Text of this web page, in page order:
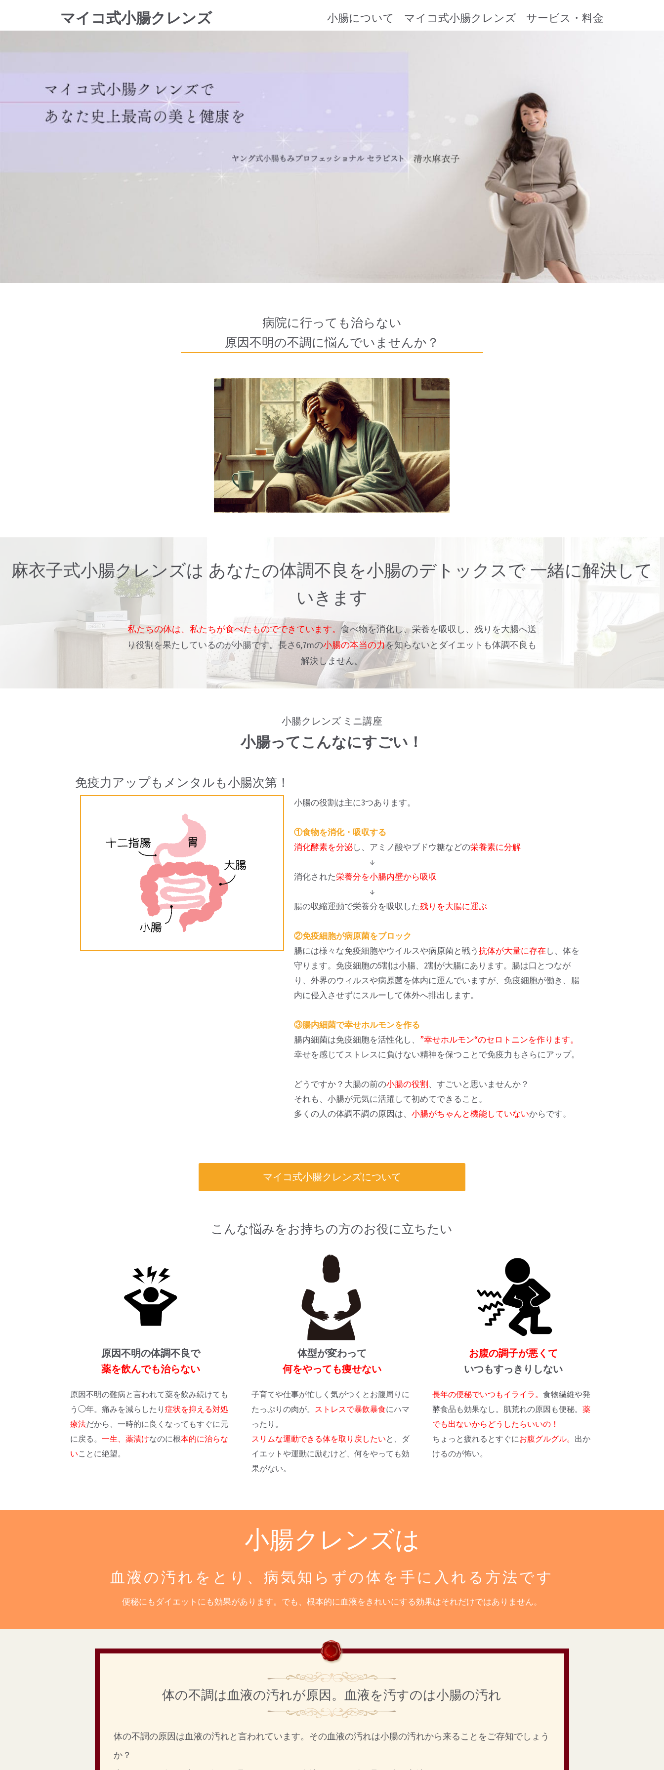
マイコ式小腸クレンズ 小腸について マイコ式小腸クレンズ サービス・料金
病院に行っても治らない
原因不明の不調に悩んでいませんか？
麻衣子式小腸クレンズは あなたの体調不良を小腸のデトックスで 一緒に解決して
いきます
私たちの体は、私たちが食べたものでできています。 食べ物を消化し、栄養を吸収し、残りを大腸へ送
り役割を果たしているのが小腸です。長さ6,7mの小腸の本当の力を知らないとダイエットも体調不良も
解決しません。
小腸クレンズ ミニ講座
小腸ってこんなにすごい！
免疫力アップもメンタルも小腸次第！
小腸の役割は主に3つあります。
①食物を消化・吸収する
消化酵素を分泌し、アミノ酸やブドウ糖などの栄養素に分解
↓
消化された栄養分を小腸内壁から吸収
↓
腸の収縮運動で栄養分を吸収した残りを大腸に運ぶ
②免疫細胞が病原菌をブロック
腸には様々な免疫細胞やウイルスや病原菌と戦う抗体が大量に存在し、体を
守ります。免疫細胞の5割は小腸、2割が大腸にあります。腸は口とつなが
り、外界のウィルスや病原菌を体内に運んでいますが、免疫細胞が働き、腸
内に侵入させずにスルーして体外へ排出します。
③腸内細菌で幸せホルモンを作る
腸内細菌は免疫細胞を活性化し、 ”幸せホルモン“のセロトニンを作ります。
幸せを感じてストレスに負けない精神を保つことで免疫力もさらにアップ。
どうですか？大腸の前の小腸の役割、すごいと思いませんか？
それも、小腸が元気に活躍して初めてできること。
多くの人の体調不調の原因は、小腸がちゃんと機能していないからです。
マイコ式小腸クレンズについて
こんな悩みをお持ちの方のお役に立ちたい
原因不明の体調不良で
薬を飲んでも治らない
原因不明の難病と言われて薬を飲み続けても
う◯年。痛みを減らしたり 症状を抑える対処
療法だから、一時的に良くなってもすぐに元
に戻る。 一生、薬漬けなのに根本的に治らな
いことに絶望。
体型が変わって
何をやっても痩せない
子育てや仕事が忙しく気がつくとお腹周りに
たっぷりの肉が。
ストレスで暴飲暴食にハマ
ったり。
スリムな運動できる体を取り戻したいと、ダ
イエットや運動に励むけど、何をやっても効
果がない。
お腹の調子が悪くて
いつもすっきりしない
長年の便秘でいつもイライラ。食物繊維や発
酵食品も効果なし。肌荒れの原因も便秘。薬
でも出ないからどうしたらいいの！
ちょっと疲れるとすぐにお腹グルグル。 出か
けるのが怖い。
小腸クレンズは
血液の汚れをとり、病気知らずの体を手に入れる方法です
便秘にもダイエットにも効果があります。でも、根本的に血液をきれいにする効果はそれだけではありません。
体の不調は血液の汚れが原因。血液を汚すのは小腸の汚れ
体の不調の原因は血液の汚れと言われています。その血液の汚れは小腸の汚れから来ることをご存知でしょう
か？